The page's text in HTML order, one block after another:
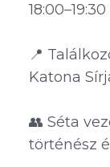
18:00–19:30
📍
Katona
👥 Séta
történész